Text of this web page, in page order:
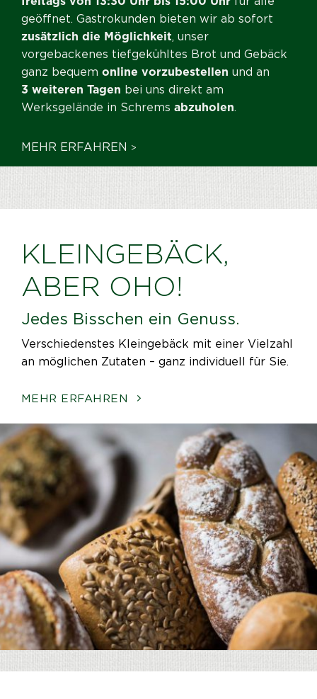
geöffnet. Gastrokunden bieten wir ab sofort
zusätzlich die Möglichkeit, unser
vorgebackenes tiefgekühltes Brot und Gebäck
ganz bequem online vorzubestellen und an
3 weiteren Tagen bei uns direkt am
Werksgelände in Schrems abzuholen.
MEHR ERFAHREN >
KLEINGEBÄCK,
ABER OHO!
Jedes Bisschen ein Genuss.
Verschiedenstes Kleingebäck mit einer Vielzahl
an möglichen Zutaten – ganz individuell für Sie.
MEHR ERFAHREN